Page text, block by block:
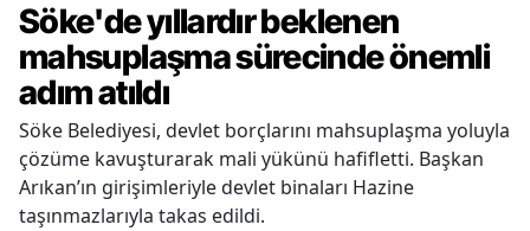
Söke'de yıllardır beklenen
mahsuplaşma sürecinde önemli
adım atıldı
Söke Belediyesi, devlet borçlarını mahsuplaşma yoluyla
çözüme kavuşturarak mali yükünü hafifletti. Başkan
Arıkan’ın girişimleriyle devlet binaları Hazine
taşınmazlarıyla takas edildi.